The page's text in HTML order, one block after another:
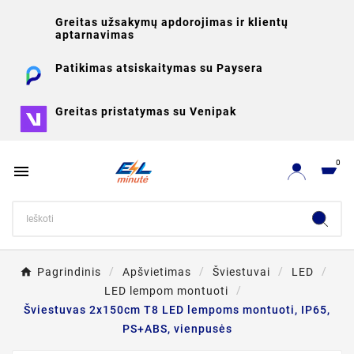
Greitas užsakymų apdorojimas ir klientų
aptarnavimas
Patikimas atsiskaitymas su Paysera
Greitas pristatymas su Venipak
 0
Pagrindinis Apšvietimas Šviestuvai
LED
LED lempom montuoti
Šviestuvas 2x150cm T8 LED lempoms montuoti, IP65,
PS+ABS, vienpusės